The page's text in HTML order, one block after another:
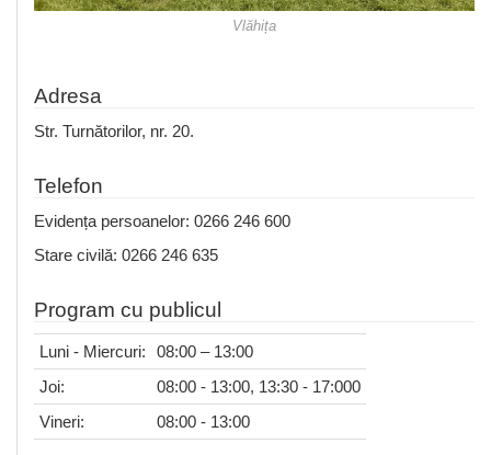
Vlăhița
Adresa
Str. Turnătorilor, nr. 20.
Telefon
Evidența persoanelor: 0266 246 600
Stare civilă: 0266 246 635
Program cu publicul
Luni - Miercuri:
08:00 – 13:00
Joi:
08:00 - 13:00, 13:30 - 17:000
Vineri:
08:00 - 13:00